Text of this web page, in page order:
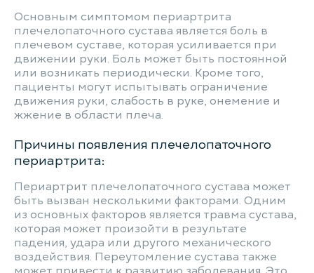
Основным симптомом периартрита
плечелопаточного сустава является боль в
плечевом суставе, которая усиливается при
движении руки. Боль может быть постоянной
или возникать периодически. Кроме того,
пациенты могут испытывать ограничение
движения руки, слабость в руке, онемение и
жжение в области плеча.
Причины появления плечелопаточного
периартрита:
Периартрит плечелопаточного сустава может
быть вызван несколькими факторами. Одним
из основных факторов является травма сустава,
которая может произойти в результате
падения, удара или другого механического
воздействия. Переутомление сустава также